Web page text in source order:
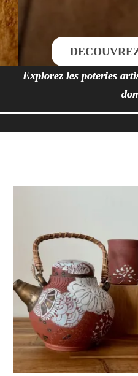
Explorez les poteries